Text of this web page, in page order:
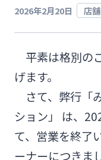
法人向け
みやぎ
2026年2月20日 店
平素は格別の
げます。
さて、弊行「
ション」 は、
て、営業を終了
ーナーにつきま